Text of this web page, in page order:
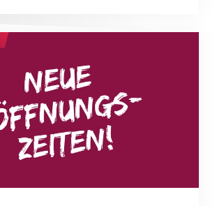
ab 1. August 2026